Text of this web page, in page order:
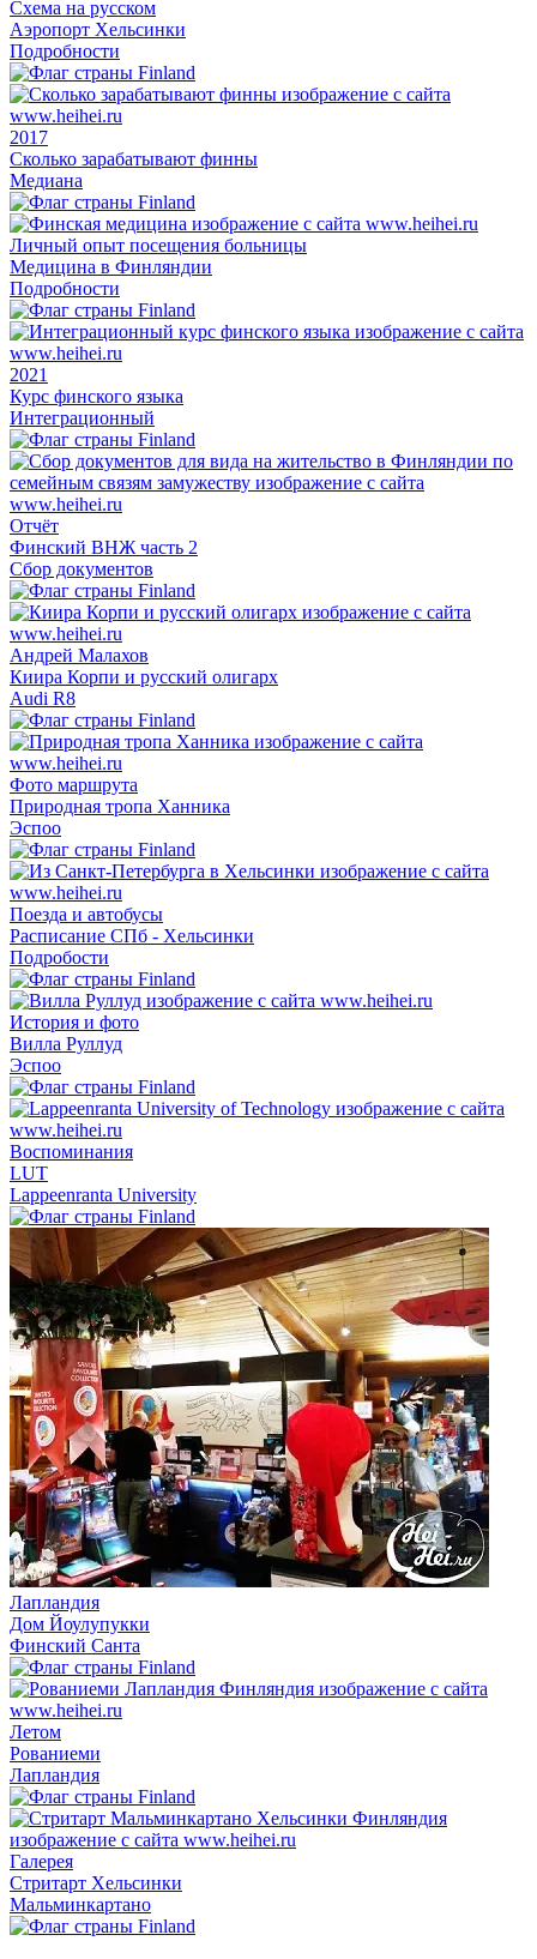
Схема на русском
Аэропорт Хельсинки
Подробности
2017
Сколько зарабатывают финны
Медиана
Личный опыт посещения больницы
Медицина в Финляндии
Подробности
2021
Курс финского языка
Интеграционный
Отчёт
Финский ВНЖ часть 2
Сбор документов
Андрей Малахов
Киира Корпи и русский олигарх
Audi R8
Фото маршрута
Природная тропа Ханника
Эспоо
Поезда и автобусы
Расписание СПб - Хельсинки
Подробости
История и фото
Вилла Руллуд
Эспоо
Воспоминания
LUT
Lappeenranta University
Лапландия
Дом Йоулупукки
Финский Санта
Летом
Рованиеми
Лапландия
Галерея
Стритарт Хельсинки
Мальминкартано